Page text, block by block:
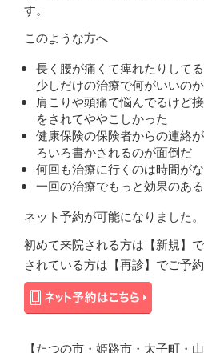
す。
このような方へ
長く腰が痛くて痺れたりして
少しだけの治療で何がいいの
肩こりや頭痛で悩んでるけど
をされてややこしかった
健康保険の保険者からの連絡
ろいろ書かされるのが面倒だ
何回も治療に行くのは時間が
一回の治療でもっと効果のあ
ネット予約が可能になりました。
初めて来院される方は【新規】
されている方は【再診】でご予約
【たつの市・姫路市・太子町・